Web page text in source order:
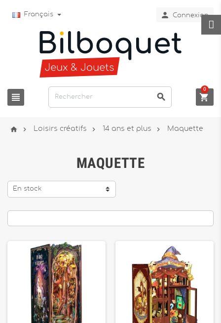
Français  Connexion
  
0
  Loisirs créatifs  14 ans et plus  Maquette
MAQUETTE
En stock